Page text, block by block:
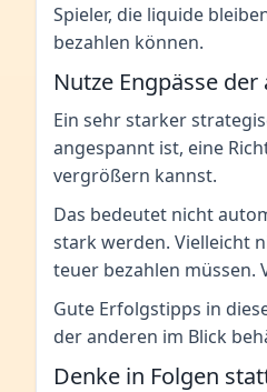
Spieler, die liquide
bezahlen können.
Nutze Engpässe
Ein sehr starker
angespannt ist, eine
vergrößern kannst.
Das bedeutet nicht
stark werden. Vielleicht
teuer bezahlen müssen.
Gute Erfolgstipps in
der anderen im Blick
Denke in Folgen